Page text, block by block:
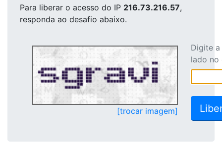
Para liberar o acesso do IP 216.73.216.57,
responda ao desafio abaixo.
[trocar imagem]
Digite
lado no